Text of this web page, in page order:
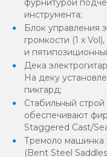
фурнитурой
инструмента;
Блок управления
громкости (1 х
и
Дека
На деку
пикгард;
Стабильный
обеспечивают
Staggered Cast/
Тремоло машинка
(Bent Steel